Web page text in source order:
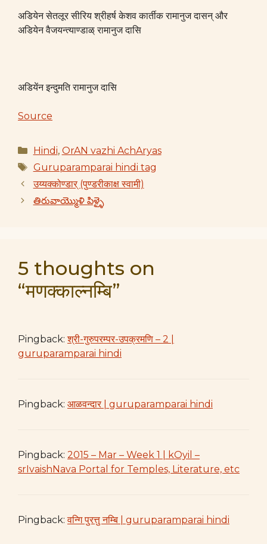
अडियेन सेतलूर सीरिय श्रीहर्ष केशव कार्तीक रामानुज दासन् और
अडियेन वैजयन्त्याण्डाळ् रामानुज दासि
अडियेंन इन्दुमति रामानुज दासि
Source
Categories
Hindi, OrAN vazhi AchAryas
Tags
Guruparamparai hindi tag
उय्यक्कोण्डार् (पुण्डरीकाक्ष स्वामी)
తిరువాయ్మొళి పిళ్ళై
5 thoughts on
“मणक्काल्नम्बि”
Pingback:श्री-गुरुपरम्पर-उपक्रमणि – 2 |
guruparamparai hindi
Pingback: आळवन्दार | guruparamparai hindi
Pingback: 2015 – Mar – Week 1 | kOyil –
srIvaishNava Portal for Temples, Literature, etc
Pingback:वन्गि पुरत्तु नम्बि | guruparamparai hindi